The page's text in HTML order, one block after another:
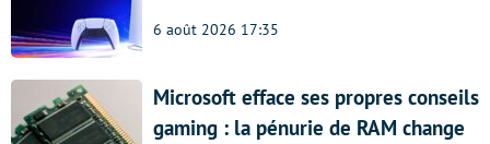
6 août 2026 17:35
Microsoft efface ses propres conseils
gaming : la pénurie de RAM change